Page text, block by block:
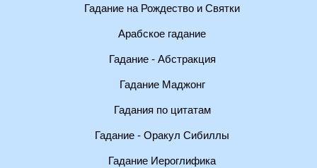
Гадание на Рождество и Святки
Арабское гадание
Гадание - Абстракция
Гадание Маджонг
Гадания по цитатам
Гадание - Оракул Сибиллы
Гадание Иероглифика